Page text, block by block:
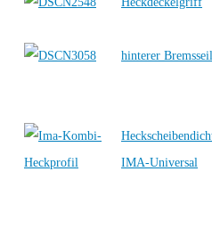
hinterer
IMA-Universal